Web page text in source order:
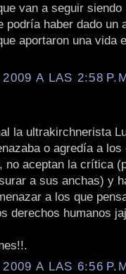
van a seguir siendo
podría haber dado un
aportaron una vida
A LAS 2:58
la ultrakirchnerista
o agredía a los
no aceptan la crítica
a sus anchas) y
a los que
derechos humanos
A LAS 6:56